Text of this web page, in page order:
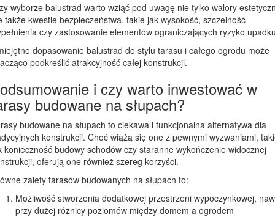
wyborze balustrad warto wziąć pod uwagę nie tylko walory
także kwestie bezpieczeństwa, takie jak wysokość, szczelność
czy zastosowanie elementów ograniczających ryzyko
dopasowanie balustrad do stylu tarasu i całego ogrodu może
podkreślić atrakcyjność całej konstrukcji.
i czy warto inwestować w
budowane na słupach?
budowane na słupach to ciekawa i funkcjonalna alternatywa dla
konstrukcji. Choć wiążą się one z pewnymi wyzwaniami,
konieczność budowy schodów czy staranne wykończenie widocznej
oferują one również szereg korzyści.
zalety tarasów budowanych na słupach to:
Możliwość stworzenia dodatkowej przestrzeni wypoczynkowej,
przy dużej różnicy poziomów między domem a ogrodem